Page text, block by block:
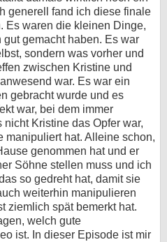
generell fand ich diese finale
Es waren die kleinen Dinge,
gemacht haben. Es war
sondern was vorher und
zwischen Kristine und
war. Es war ein
gebracht wurde und es
war, bei dem immer
Kristine das Opfer war,
manipuliert hat. Alleine schon,
genommen hat und er
Söhne stellen muss und ich
so gedreht hat, damit sie
weiterhin manipulieren
ziemlich spät bemerkt hat.
welch gute
ist. In dieser Episode ist mir